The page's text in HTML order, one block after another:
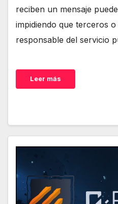
reciben un mensaje
impidiendo que terceros
responsable del servicio
Leer más